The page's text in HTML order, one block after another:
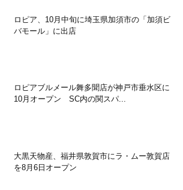
ロピア、10月中旬に埼玉県加須市の「加須ビ
バモール」に出店
ロピアブルメール舞多聞店が神戸市垂水区に
10月オープン SC内の関スパ...
大黒天物産、福井県敦賀市にラ・ムー敦賀店
を8月6日オープン